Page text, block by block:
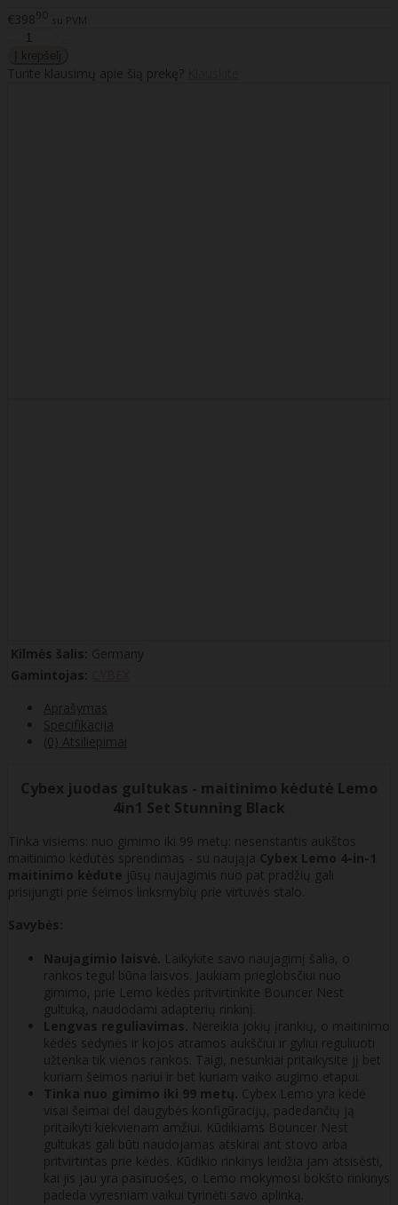
€39890 su PVM
Turite klausimų apie šią prekę?
Kilmės šalis: Germany
Gamintojas:
Aprašymas
Specifikacija
(0) Atsiliepimai
Cybex juodas gultukas - maitinimo kėdutė Lemo
4in1 Set Stunning Black
Tinka visiems: nuo gimimo iki 99 metų: nesenstantis aukštos
maitinimo kėdutės sprendimas - su naująja Cybex Lemo 4-in-1
maitinimo kėdute jūsų naujagimis nuo pat pradžių gali
prisijungti prie šeimos linksmybių prie virtuvės stalo.
Savybės:
Naujagimio laisvė. Laikykite savo naujagimį šalia, o
rankos tegul būna laisvos. Jaukiam prieglobsčiui nuo
gimimo, prie Lemo kėdės pritvirtinkite Bouncer Nest
gultuką, naudodami adapterių rinkinį.
Lengvas reguliavimas. Nereikia jokių įrankių, o maitinimo
kėdės sėdynės ir kojos atramos aukščiui ir gyliui reguliuoti
užtenka tik vienos rankos. Taigi, nesunkiai pritaikysite jį bet
kuriam šeimos nariui ir bet kuriam vaiko augimo etapui.
Tinka nuo gimimo iki 99 metų. Cybex Lemo yra kėdė
visai šeimai dėl daugybės konfigūracijų, padedančių ją
pritaikyti kiekvienam amžiui. Kūdikiams Bouncer Nest
gultukas gali būti naudojamas atskirai ant stovo arba
pritvirtintas prie kėdės. Kūdikio rinkinys leidžia jam atsisėsti,
kai jis jau yra pasiruošęs, o Lemo mokymosi bokšto rinkinys
padeda vyresniam vaikui tyrinėti savo aplinką.